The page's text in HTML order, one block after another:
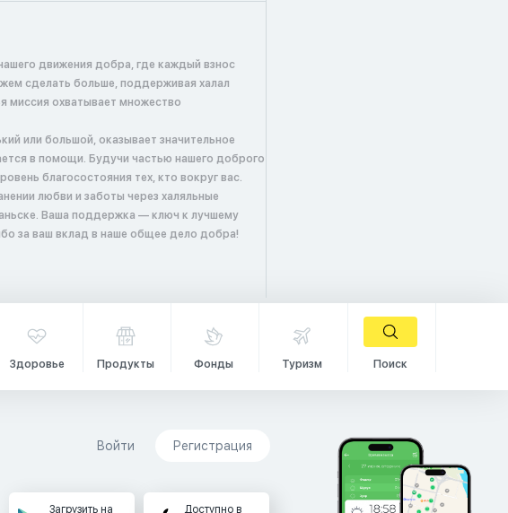
движения добра, где каждый взнос
сделать больше, поддерживая халал
миссия охватывает множество
или большой, оказывает значительное
в помощи. Будучи частью нашего доброго
благосостояния тех, кто вокруг вас.
любви и заботы через халяльные
Ваша поддержка — ключ к лучшему
за ваш вклад в наше общее дело добра!
Здоровье Продукты Фонды Туризм Поиск
Войти Регистрация
Загрузить на Доступно в